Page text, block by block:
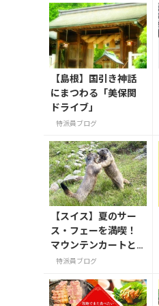
【島根】国引き神話
にまつわる「美保関
ドライブ」
特派員ブログ
【スイス】夏のサー
ス・フェーを満喫！
マウンテンカートと
マーモット
特派員ブログ